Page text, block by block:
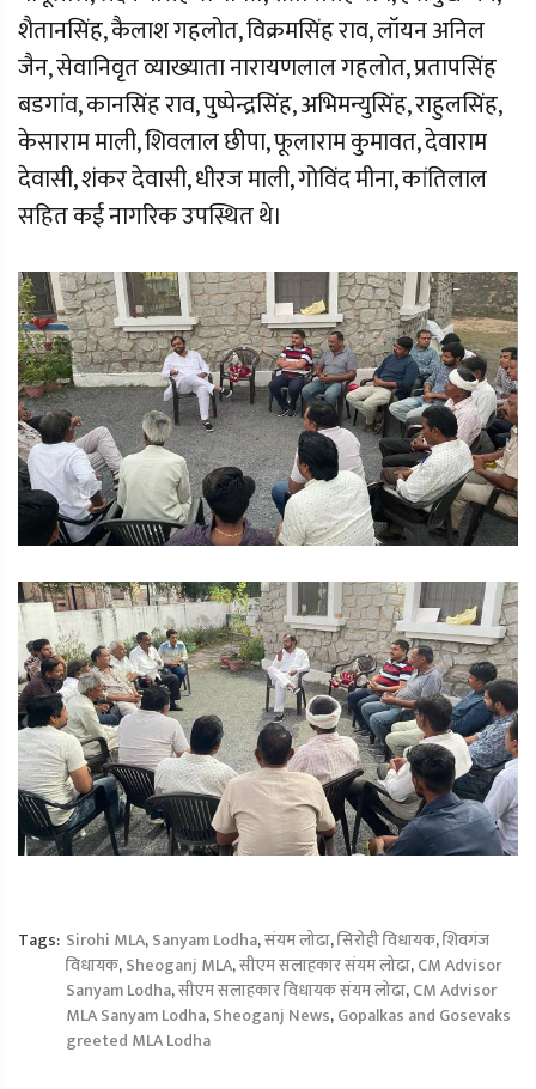
शैतानसिंह, कैलाश गहलोत, विक्रमसिंह राव, लॉयन अनिल
जैन, सेवानिवृत व्याख्याता नारायणलाल गहलोत, प्रतापसिंह
बडगांव, कानसिंह राव, पुष्पेन्द्रसिंह, अभिमन्युसिंह, राहुलसिंह,
केसाराम माली, शिवलाल छीपा, फूलाराम कुमावत, देवाराम
देवासी, शंकर देवासी, धीरज माली, गोविंद मीना, कांतिलाल
सहित कई नागरिक उपस्थित थे।
Tags: Sirohi MLA,Sanyam Lodha,संयम लोढा,सिरोही विधायक,शिवगंज
विधायक,Sheoganj MLA,सीएम सलाहकार संयम लोढा,CM Advisor
Sanyam Lodha,सीएम सलाहकार विधायक संयम लोढा,CM Advisor
MLA Sanyam Lodha,Sheoganj News,Gopalkas and Gosevaks
greeted MLA Lodha